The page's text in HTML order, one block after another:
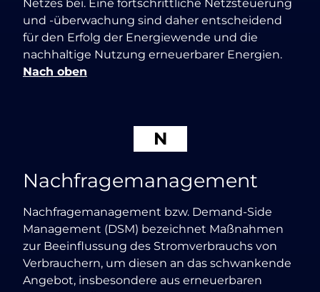
Netzes bei. Eine fortschrittliche Netzsteuerung
und -überwachung sind daher entscheidend
für den Erfolg der Energiewende und die
nachhaltige Nutzung erneuerbarer Energien.
Nach oben
N
Nachfragemanagement
Nachfragemanagement bzw. Demand-Side
Management (DSM) bezeichnet Maßnahmen
zur Beeinflussung des Stromverbrauchs von
Verbrauchern, um diesen an das schwankende
Angebot, insbesondere aus erneuerbaren